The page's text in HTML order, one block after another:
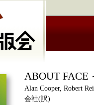
ABOUT
Alan Cooper, Robert
会社(訳)